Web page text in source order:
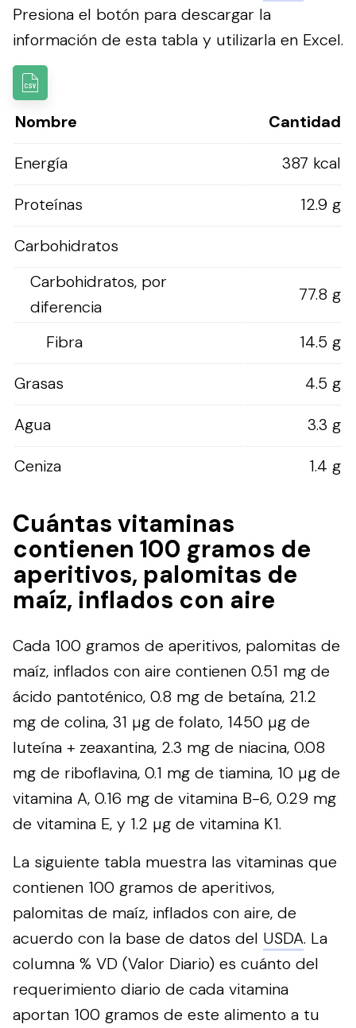
Presiona el botón para descargar la
información de esta tabla y utilizarla en Excel.
Nombre
Cantidad
Energía
387 kcal
Proteínas
12.9 g
Carbohidratos
Carbohidratos, por
diferencia
77.8 g
Fibra
14.5 g
Grasas
4.5 g
Agua
3.3 g
Ceniza
1.4 g
Cuántas vitaminas
contienen 100 gramos de
aperitivos, palomitas de
maíz, inflados con aire
Cada 100 gramos de aperitivos, palomitas de
maíz, inflados con aire contienen 0.51 mg de
ácido pantoténico, 0.8 mg de betaína, 21.2
mg de colina, 31 µg de folato, 1450 µg de
luteína + zeaxantina, 2.3 mg de niacina, 0.08
mg de riboflavina, 0.1 mg de tiamina, 10 µg de
vitamina A, 0.16 mg de vitamina B-6, 0.29 mg
de vitamina E, y 1.2 µg de vitamina K1.
La siguiente tabla muestra las vitaminas que
contienen 100 gramos de aperitivos,
palomitas de maíz, inflados con aire, de
acuerdo con la base de datos del USDA. La
columna % VD (Valor Diario) es cuánto del
requerimiento diario de cada vitamina
aportan 100 gramos de este alimento a tu